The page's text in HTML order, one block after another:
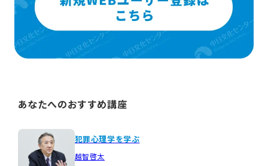
あなたへのおすすめ講座
犯罪心理学を学ぶ
越智啓太